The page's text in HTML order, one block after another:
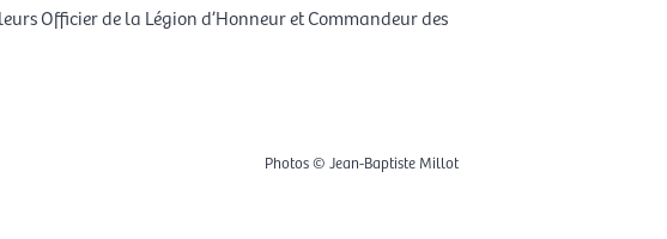
Officier de la Légion d’Honneur et Commandeur des
Photos © Jean-Baptiste Millot